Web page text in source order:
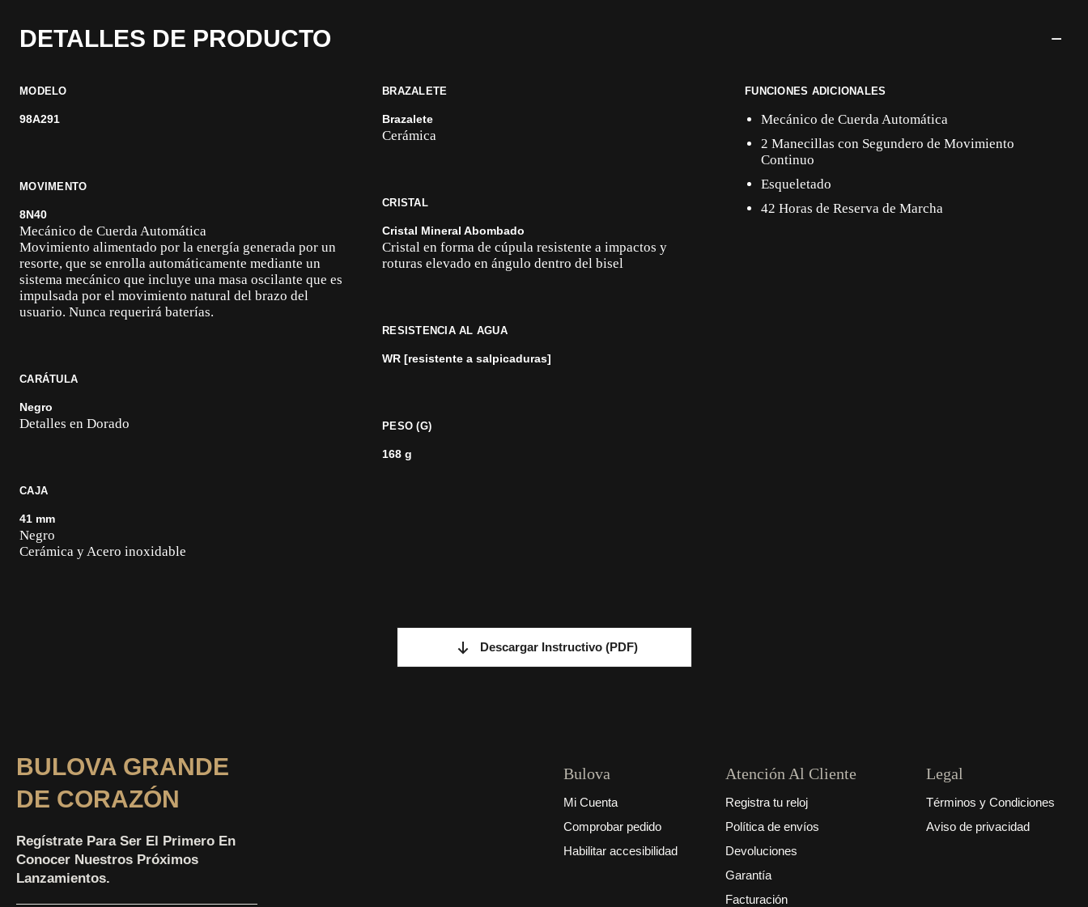
DETALLES DE PRODUCTO
MODELO
98A291
MOVIMENTO
8N40
Mecánico de Cuerda Automática
Movimiento alimentado por la energía generada por un
resorte, que se enrolla automáticamente mediante un
sistema mecánico que incluye una masa oscilante que es
impulsada por el movimiento natural del brazo del
usuario. Nunca requerirá baterías.
CARÁTULA
Negro
Detalles en Dorado
CAJA
41 mm
Negro
Cerámica y Acero inoxidable
BRAZALETE
Brazalete
Cerámica
CRISTAL
Cristal Mineral Abombado
Cristal en forma de cúpula resistente a impactos y
roturas elevado en ángulo dentro del bisel
RESISTENCIA AL AGUA
WR [resistente a salpicaduras]
PESO (G)
168 g
FUNCIONES ADICIONALES
Mecánico de Cuerda Automática
2 Manecillas con Segundero de Movimiento
Continuo
Esqueletado
42 Horas de Reserva de Marcha
Descargar Instructivo (PDF)
BULOVA GRANDE
DE CORAZÓN
Regístrate Para Ser El Primero En
Conocer Nuestros Próximos
Lanzamientos.
Bulova
Mi Cuenta
Comprobar pedido
Habilitar accesibilidad
Atención Al Cliente
Registra tu reloj
Política de envíos
Devoluciones
Garantía
Facturación
Legal
Términos y Condiciones
Aviso de privacidad